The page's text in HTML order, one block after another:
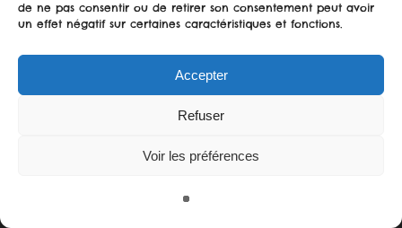
de ne pas consentir ou de retirer son consentement peut avoir
un effet négatif sur certaines caractéristiques et fonctions.
Accepter
Refuser
Voir les préférences